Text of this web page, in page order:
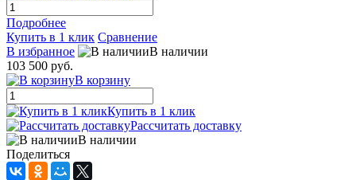
Подробнее
Купить в 1 клик Сравнение
В избранное
В наличии
103 500 руб.
В корзину
Купить в 1 клик
Рассчитать доставку
В наличии
Поделиться